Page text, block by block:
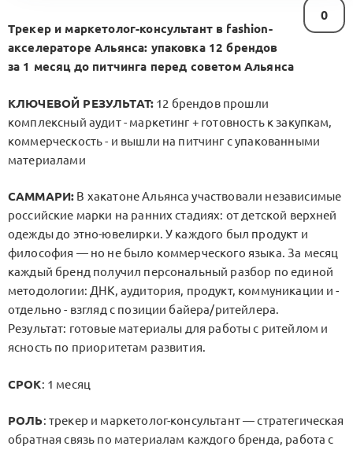
0
Трекер и маркетолог-консультант в fashion-
акселераторе Альянса: упаковка 12 брендов
за 1 месяц до питчинга перед советом Альянса
КЛЮЧЕВОЙ РЕЗУЛЬТАТ: 12 брендов прошли
комплексный аудит - маркетинг + готовность к закупкам,
коммерческость - и вышли на питчинг с упакованными
материалами
САММАРИ: В хакатоне Альянса участвовали независимые
российские марки на ранних стадиях: от детской верхней
одежды до этно-ювелирки. У каждого был продукт и
философия — но не было коммерческого языка. За месяц
каждый бренд получил персональный разбор по единой
методологии: ДНК, аудитория, продукт, коммуникации и -
отдельно - взгляд с позиции байера/ритейлера.
Результат: готовые материалы для работы с ритейлом и
ясность по приоритетам развития.
СРОК: 1 месяц
РОЛЬ: трекер и маркетолог-консультант — стратегическая
обратная связь по материалам каждого бренда, работа с